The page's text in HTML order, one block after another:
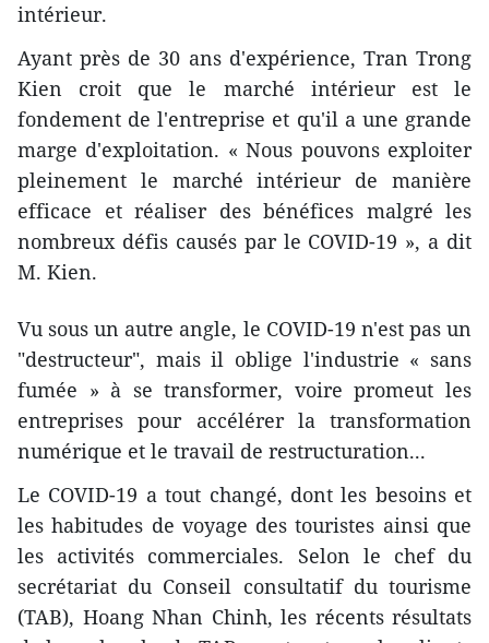
intérieur.
Ayant près de 30 ans d'expérience, Tran Trong
Kien croit que le marché intérieur est le
fondement de l'entreprise et qu'il a une grande
marge d'exploitation. « Nous pouvons exploiter
pleinement le marché intérieur de manière
efficace et réaliser des bénéfices malgré les
nombreux défis causés par le COVID-19 », a dit
M. Kien.
Vu sous un autre angle, le COVID-19 n'est pas un
"destructeur", mais il oblige l'industrie « sans
fumée » à se transformer, voire promeut les
entreprises pour accélérer la transformation
numérique et le travail de restructuration...
Le COVID-19 a tout changé, dont les besoins et
les habitudes de voyage des touristes ainsi que
les activités commerciales. Selon le chef du
secrétariat du Conseil consultatif du tourisme
(TAB), Hoang Nhan Chinh, les récents résultats